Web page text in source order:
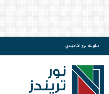
دبلومة نور اكاديمي